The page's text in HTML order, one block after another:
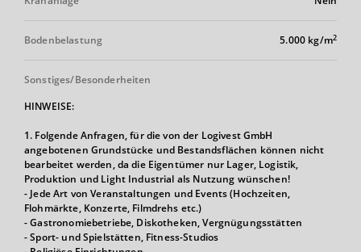
Bodenbelastung 5.000 kg/m2
Sonstiges/Besonderheiten
HINWEISE:
1. Folgende Anfragen, für die von der Logivest GmbH
angebotenen Grundstücke und Bestandsflächen können nicht
bearbeitet werden, da die Eigentümer nur Lager, Logistik,
Produktion und Light Industrial als Nutzung wünschen!
- Jede Art von Veranstaltungen und Events (Hochzeiten,
Flohmärkte, Konzerte, Filmdrehs etc.)
- Gastronomiebetriebe, Diskotheken, Vergnügungsstätten
- Sport- und Spielstätten, Fitness-Studios